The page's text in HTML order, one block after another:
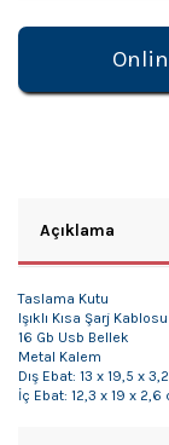
Açıklama
Taslama Kutu
Işıklı Kısa Şarj Kablosu
16 Gb Usb Bellek
Metal Kalem
Dış Ebat: 13 x 19,5 x
İç Ebat: 12,3 x 19 x 2,6